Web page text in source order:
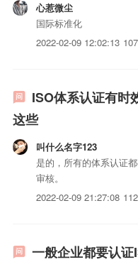
心惹微尘
国际标准化
2022-02-09 12:02:13
ISO体系认证有时
这些
叫什么名字123
是的，所有的体系认证
审核。
2022-02-09 21:27:08
一般企业都要认